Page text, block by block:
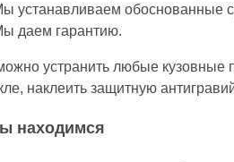
устанавливаем обоснованные
даем гарантию.
устранить любые кузовные
наклеить защитную
находимся